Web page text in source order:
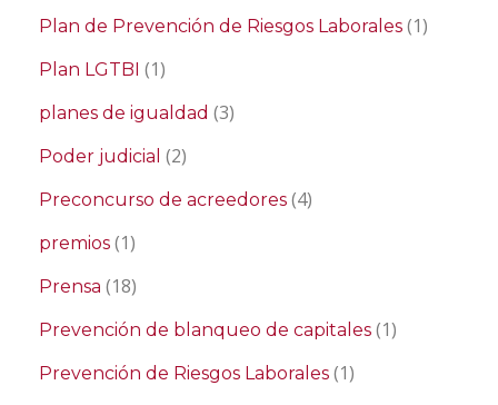
Plan de Prevención de Riesgos Laborales (1)
Plan LGTBI (1)
planes de igualdad (3)
Poder judicial (2)
Preconcurso de acreedores (4)
premios (1)
Prensa (18)
Prevención de blanqueo de capitales (1)
Prevención de Riesgos Laborales (1)